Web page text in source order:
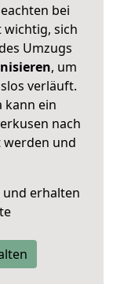
bei
wichtig, sich
Umzugs
, um
verläuft.
kann ein
nach
und
und erhalten